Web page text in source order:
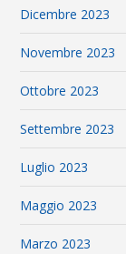
Dicembre 2023
Novembre 2023
Ottobre 2023
Settembre 2023
Luglio 2023
Maggio 2023
Marzo 2023